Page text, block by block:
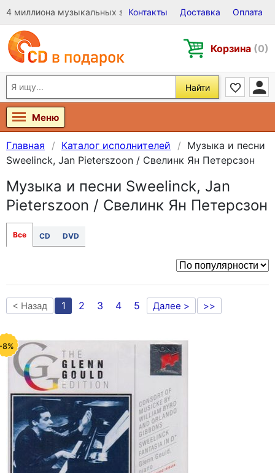
4 миллиона музыкальных записей на Виниле, CD и DVD
Контакты Доставка Оплата
Корзина (0)
Найти
Меню
Главная Каталог исполнителей
Музыка и песни
Sweelinck, Jan Pieterszoon / Свелинк Ян Петерсзон
Музыка и песни Sweelinck, Jan
Pieterszoon / Свелинк Ян Петерсзон
Все CD DVD
< Назад 1 2 3 4 5 Далее > >>
8%